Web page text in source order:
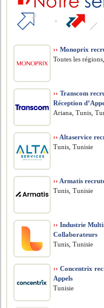
›› Monoprix
Toutes les
›› Transcom
Réception
Ariana, Tunis,
›› Altaservice
Tunis, Tunisie
›› Armatis
Tunis, Tunisie
›› Industrie
Collaborateurs
Tunis, Tunisie
›› Concentrix
Appels
Tunisie